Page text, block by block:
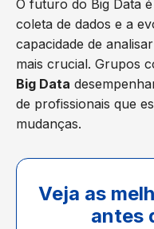
O futuro do Big Data
coleta de dados e a
capacidade de
mais crucial. Grupos
Big Data
de profissionais que
mudanças.
Veja as
antes